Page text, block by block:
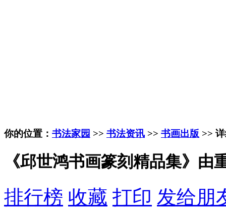
你的位置： 书法家园 >> 书法资讯 >> 书画出版 >>
《邱世鸿书画篆刻精品集》由
排行榜 收藏 打印 发给朋